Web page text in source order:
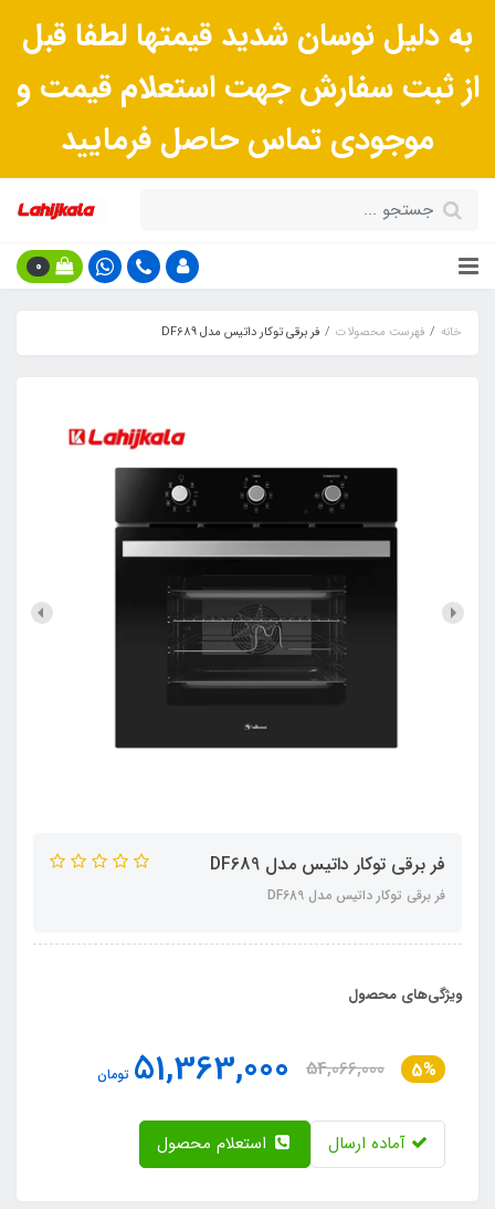
به دلیل نوسان شدید قیمتها لطفا قبل
از ثبت سفارش جهت استعلام قیمت و
موجودی تماس حاصل فرمایید
0
خانه فهرست محصولات فر برقی توکار داتیس مدل DF689
فر برقی توکار داتیس مدل DF689
فر برقی توکار داتیس مدل DF689
ویژگی‌های محصول
5%
54,066,000
51,363,000 تومان
آماده ارسال